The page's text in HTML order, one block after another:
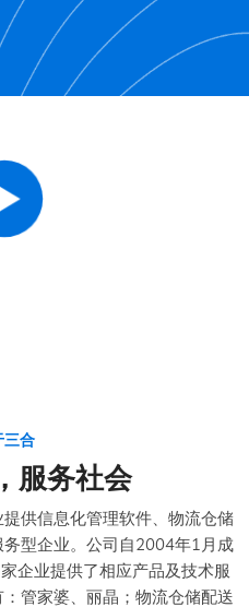
三合
服务社会
供信息化管理软件、物流仓储
型企业。公司自2004年1月成
企业提供了相应产品及技术服
管家婆、丽晶；物流仓储配送